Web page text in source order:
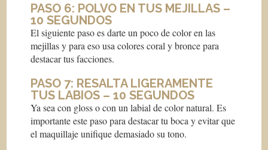
PASO 6: POLVO EN TUS MEJILLAS –
10 SEGUNDOS
El siguiente paso es darte un poco de color en las
mejillas y para eso usa colores coral y bronce para
destacar tus facciones.
PASO 7: RESALTA LIGERAMENTE
TUS LABIOS – 10 SEGUNDOS
Ya sea con gloss o con un labial de color natural. Es
importante este paso para destacar tu boca y evitar que
el maquillaje unifique demasiado su tono.